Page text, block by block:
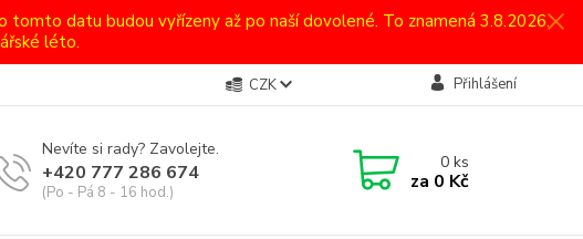
tomto datu budou vyřízeny až po naší dovolené. To znamená 3.8.2026.
léto.
CZK Přihlášení
Nevíte si rady? Zavolejte.
+420 777 286 674
(Po - Pá 8 - 16 hod.)
0ks
za 0 Kč